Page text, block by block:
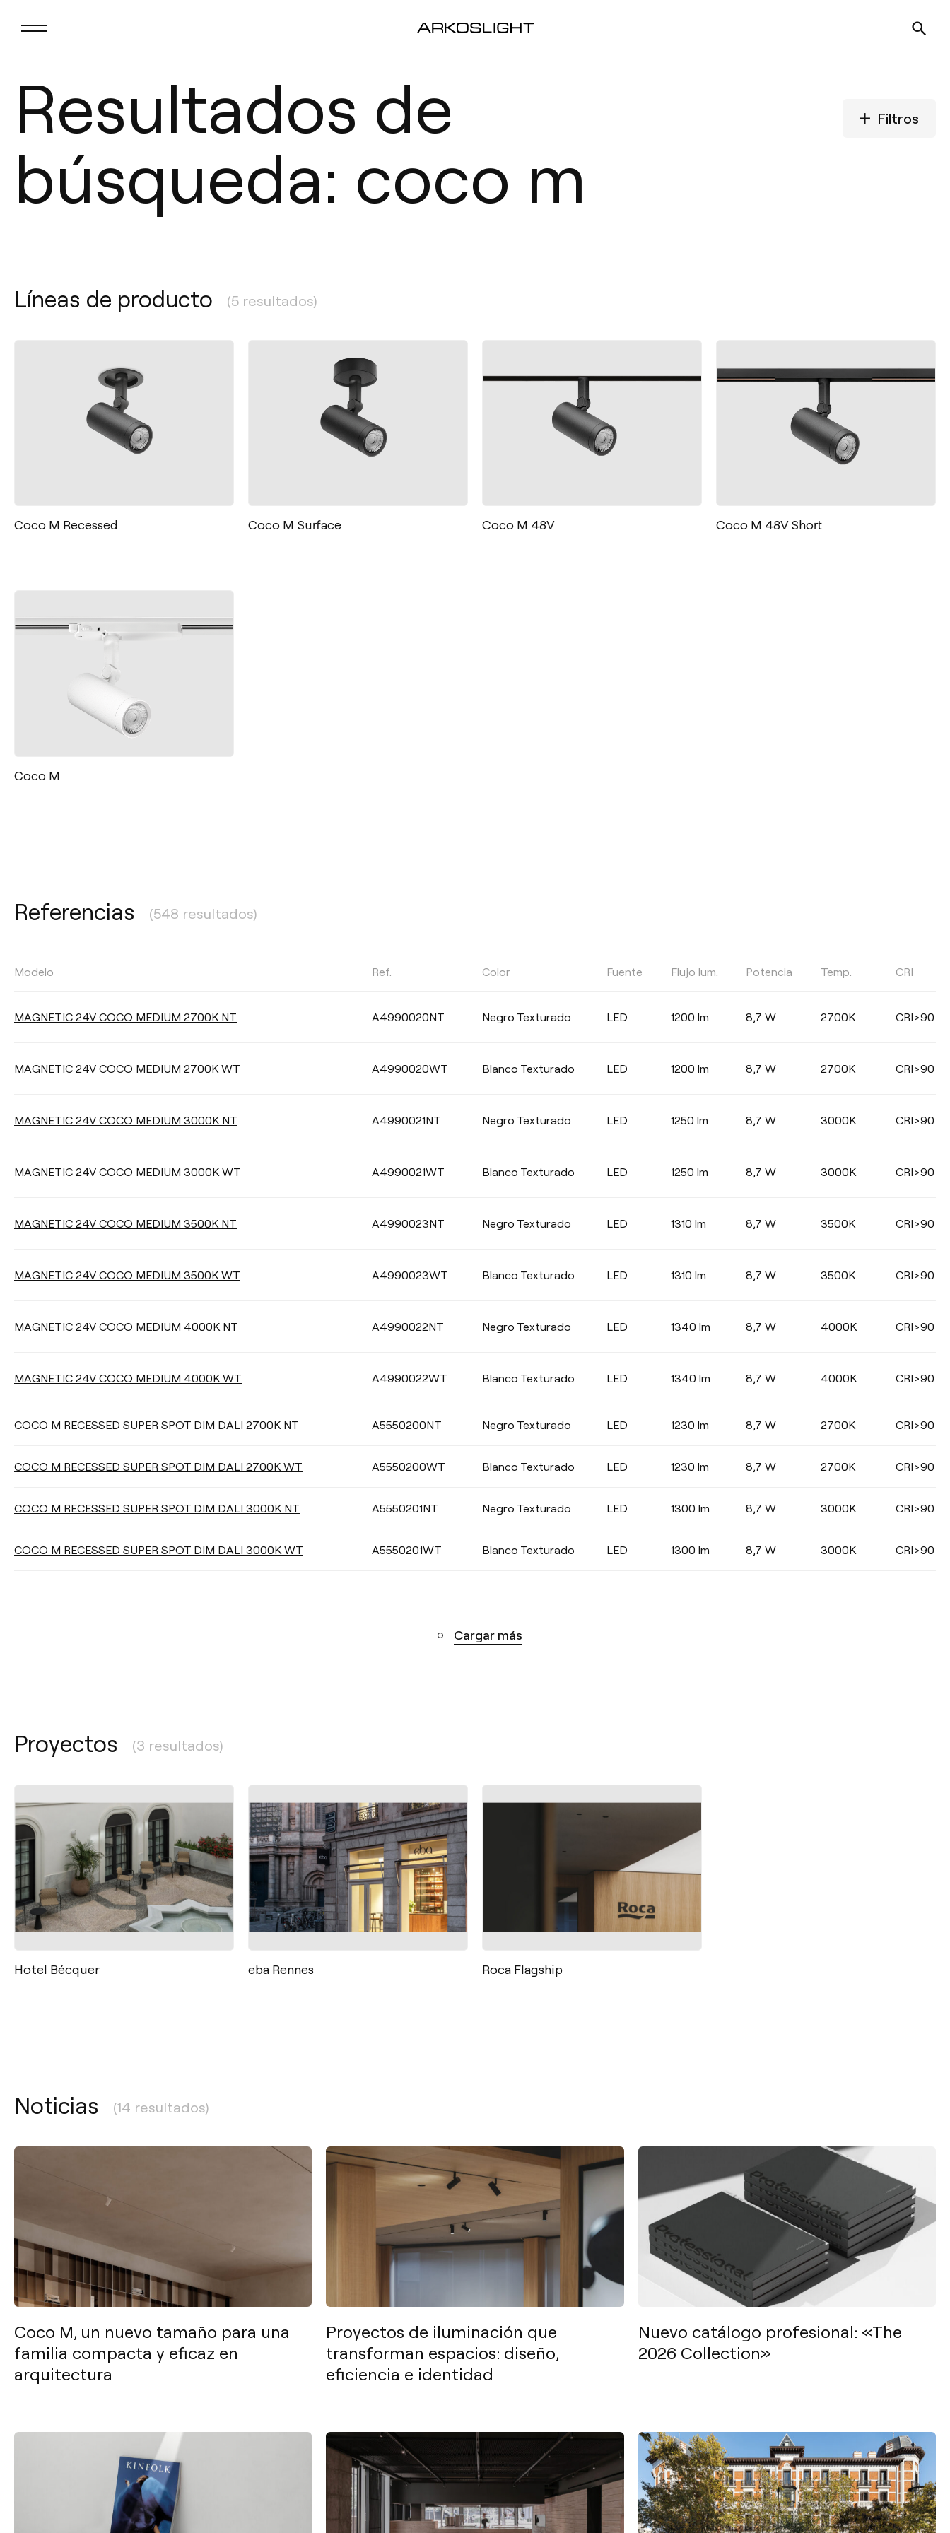
Filtros
Resultados de
búsqueda: coco m
Líneas de producto (5 resultados)
Coco M Recessed Coco M Surface Coco M 48V Coco M 48V Short
Coco M
Referencias (548 resultados)
Modelo Ref. Color Fuente Flujo lum. Potencia Temp. CRI
MAGNETIC 24V COCO MEDIUM 2700K NT A4990020NT Negro Texturado LED 1200 lm 8,7 W 2700K CRI>90
MAGNETIC 24V COCO MEDIUM 2700K WT A4990020WT Blanco Texturado LED 1200 lm 8,7 W 2700K CRI>90
MAGNETIC 24V COCO MEDIUM 3000K NT A4990021NT Negro Texturado LED 1250 lm 8,7 W 3000K CRI>90
MAGNETIC 24V COCO MEDIUM 3000K WT A4990021WT Blanco Texturado LED 1250 lm 8,7 W 3000K CRI>90
MAGNETIC 24V COCO MEDIUM 3500K NT A4990023NT Negro Texturado LED 1310 lm 8,7 W 3500K CRI>90
MAGNETIC 24V COCO MEDIUM 3500K WT A4990023WT Blanco Texturado LED 1310 lm 8,7 W 3500K CRI>90
MAGNETIC 24V COCO MEDIUM 4000K NT A4990022NT Negro Texturado LED 1340 lm 8,7 W 4000K CRI>90
MAGNETIC 24V COCO MEDIUM 4000K WT A4990022WT Blanco Texturado LED 1340 lm 8,7 W 4000K CRI>90
COCO M RECESSED SUPER SPOT DIM DALI 2700K NT A5550200NT Negro Texturado LED 1230 lm 8,7 W 2700K CRI>90
COCO M RECESSED SUPER SPOT DIM DALI 2700K WT A5550200WT Blanco Texturado LED 1230 lm 8,7 W 2700K CRI>90
COCO M RECESSED SUPER SPOT DIM DALI 3000K NT A5550201NT Negro Texturado LED 1300 lm 8,7 W 3000K CRI>90
COCO M RECESSED SUPER SPOT DIM DALI 3000K WT A5550201WT Blanco Texturado LED 1300 lm 8,7 W 3000K CRI>90
Cargar más
Proyectos (3 resultados)
Hotel Bécquer eba Rennes Roca Flagship
Noticias (14 resultados)
Coco M, un nuevo tamaño para una
familia compacta y eficaz en
arquitectura
Proyectos de iluminación que
transforman espacios: diseño,
eficiencia e identidad
Nuevo catálogo profesional: «The
2026 Collection»